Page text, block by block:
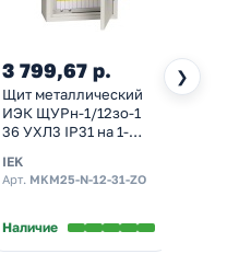
❯
3 799,67 р.
Щит металлический
ИЭК ЩУРн-1/12зо-1
36 УХЛ3 IP31 на 1-
модулей навесной
IEK
Арт. MKM25-N-12-31-ZO
Наличие
15